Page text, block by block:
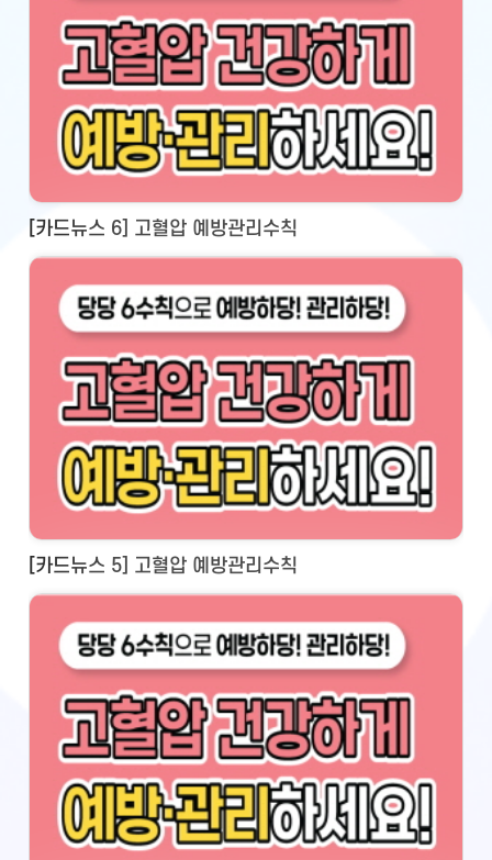
[카드뉴스 6] 고혈압 예방관리수칙
[카드뉴스 5] 고혈압 예방관리수칙